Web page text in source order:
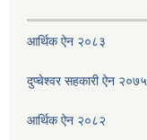
आर्थिक ऐन २०८३
दुप्चेश्वर सहकारी ऐन २०७५
आर्थिक ऐन २०८२